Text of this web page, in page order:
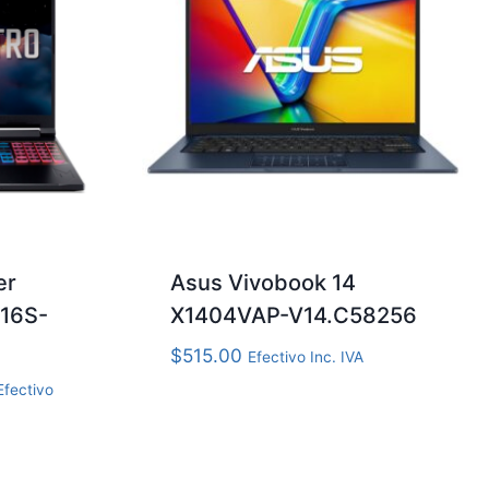
Asus Vivobook 14
X1404VAP-V14.C58256
$515.00 Efectivo Inc. IVA